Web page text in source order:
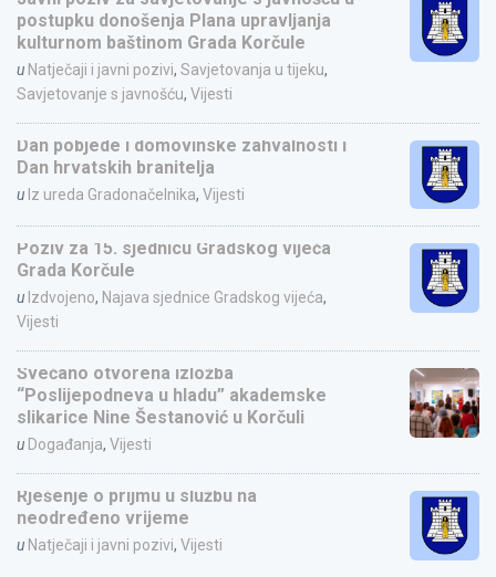
postupku donošenja Plana upravljanja
kulturnom baštinom Grada Korčule
u Natječaji i javni pozivi, Savjetovanja u tijeku,
Savjetovanje s javnošću, Vijesti
Dan pobjede i domovinske zahvalnosti i
Dan hrvatskih branitelja
u Iz ureda Gradonačelnika, Vijesti
Poziv za 15. sjednicu Gradskog vijeća
Grada Korčule
u Izdvojeno, Najava sjednice Gradskog vijeća,
Vijesti
Svečano otvorena izložba
“Poslijepodneva u hladu” akademske
slikarice Nine Šestanović u Korčuli
u Događanja, Vijesti
Rješenje o prijmu u službu na
neodređeno vrijeme
u Natječaji i javni pozivi, Vijesti